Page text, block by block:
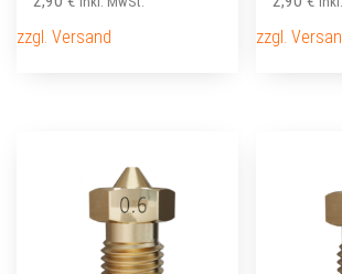
zzgl. Versand zzgl.